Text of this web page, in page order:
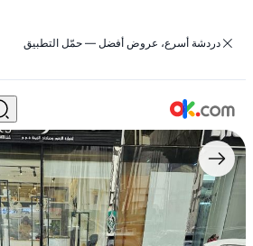
‏دردشة أسرع، عروض أفضل — حمّل التطبيق
10,000
درهم
للبيع
نيسان
ماكسيما
2012
سعة
3.5